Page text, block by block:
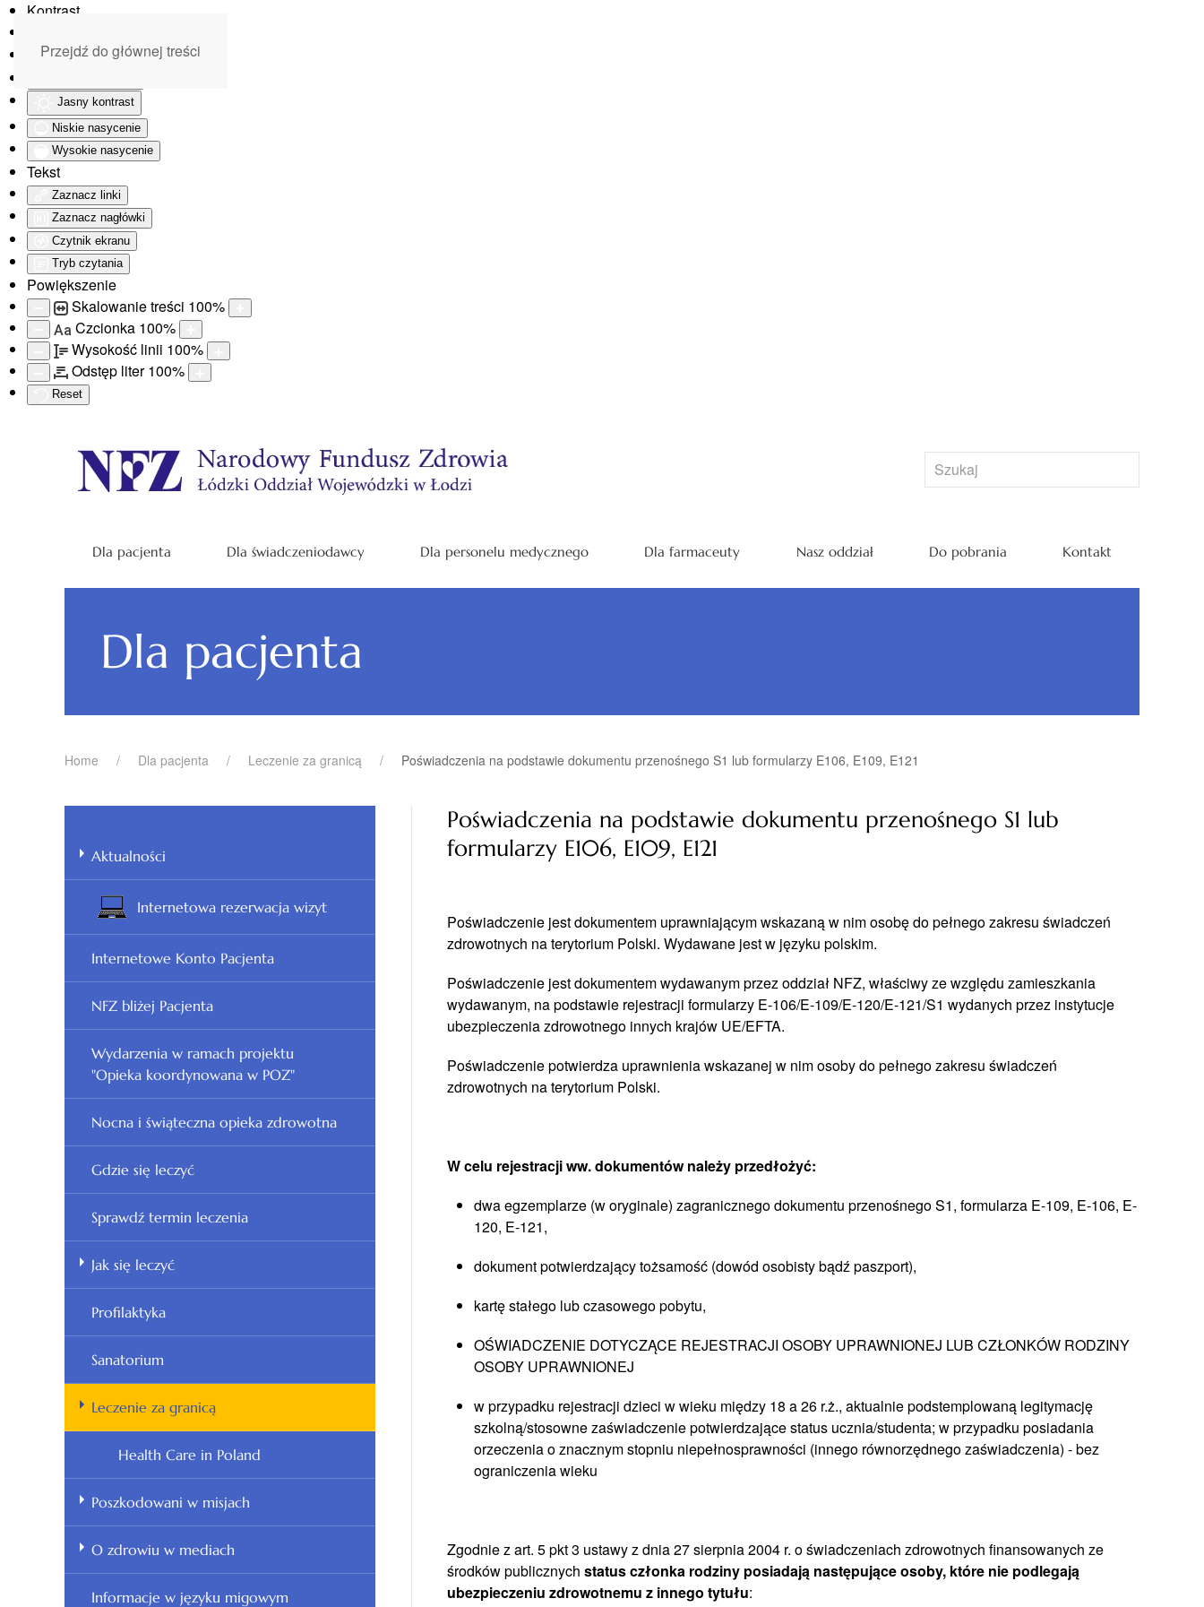
Kontrast
Monochromatyczny
Jasny kontrast
Niskie nasycenie
Wysokie nasycenie
Tekst
Zaznacz linki
Zaznacz nagłówki
Czytnik ekranu
Tryb czytania
Powiększenie
Skalowanie treści 100%
Aa Czcionka 100%
Wysokość linii 100%
Odstęp liter100%
Reset
Przejdź do głównej treści
Dla pacjenta Dla świadczeniodawcy Dla personelu medycznego Dla farmaceuty Nasz oddział Do pobrania Kontakt
Dla pacjenta
Home Dla pacjenta Leczenie za granicą Poświadczenia na podstawie dokumentu przenośnego S1 lub formularzy E106, E109, E121
Poświadczenia na podstawie dokumentu przenośnego S1 lub
formularzy E106, E109, E121
Poświadczenie jest dokumentem uprawniającym wskazaną w nim osobę do pełnego zakresu świadczeń
zdrowotnych na terytorium Polski. Wydawane jest w języku polskim.
Poświadczenie jest dokumentem wydawanym przez oddział NFZ, właściwy ze względu zamieszkania
wydawanym, na podstawie rejestracji formularzy E-106/E-109/E-120/E-121/S1 wydanych przez instytucje
ubezpieczenia zdrowotnego innych krajów UE/EFTA.
Poświadczenie potwierdza uprawnienia wskazanej w nim osoby do pełnego zakresu świadczeń
zdrowotnych na terytorium Polski.
W celu rejestracji ww. dokumentów należy przedłożyć:
dwa egzemplarze (w oryginale) zagranicznego dokumentu przenośnego S1, formularza E-109, E-106, E-
120, E-121,
dokument potwierdzający tożsamość (dowód osobisty bądź paszport),
kartę stałego lub czasowego pobytu,
OŚWIADCZENIE DOTYCZĄCE REJESTRACJI OSOBY UPRAWNIONEJ LUB CZŁONKÓW RODZINY
OSOBY UPRAWNIONEJ
w przypadku rejestracji dzieci w wieku między 18 a 26 r.ż., aktualnie podstemplowaną legitymację
szkolną/stosowne zaświadczenie potwierdzające status ucznia/studenta; w przypadku posiadania
orzeczenia o znacznym stopniu niepełnosprawności (innego równorzędnego zaświadczenia) - bez
ograniczenia wieku
Zgodnie z art. 5 pkt 3 ustawy z dnia 27 sierpnia 2004 r. o świadczeniach zdrowotnych finansowanych ze
środków publicznych status członka rodziny posiadają następujące osoby, które nie podlegają
ubezpieczeniu zdrowotnemu z innego tytułu:
Aktualności
Internetowa rezerwacja wizyt
Internetowe Konto Pacjenta
NFZ bliżej Pacjenta
Wydarzenia w ramach projektu
"Opieka koordynowana w POZ"
Nocna i świąteczna opieka zdrowotna
Gdzie się leczyć
Sprawdź termin leczenia
Jak się leczyć
Profilaktyka
Sanatorium
Leczenie za granicą
Health Care in Poland
Poszkodowani w misjach
O zdrowiu w mediach
Informacje w języku migowym